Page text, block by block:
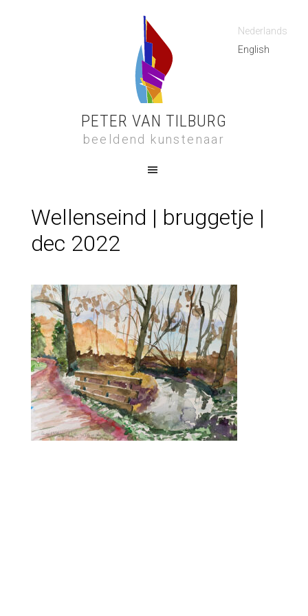
Nederlands
English
PETER VAN TILBURG
beeldend kunstenaar
Wellenseind | bruggetje |
dec 2022